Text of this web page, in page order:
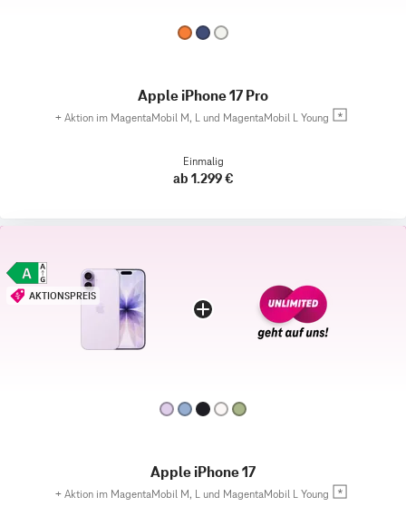
Apple iPhone 17 Pro
+ Aktion im MagentaMobil M, L und MagentaMobil L Young
Einmalig
ab 1.299 €
AKTIONSPREIS
Apple iPhone 17
+ Aktion im MagentaMobil M, L und MagentaMobil L Young